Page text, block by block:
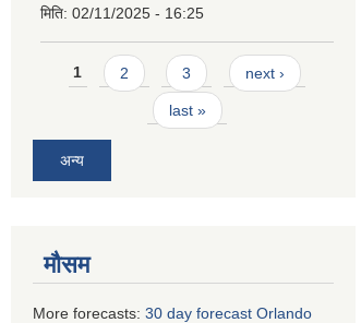
मिति: 02/11/2025 - 16:25
Pages
1 2 3 next ›
last »
अन्य
मौसम
More forecasts: 30 day forecast Orlando